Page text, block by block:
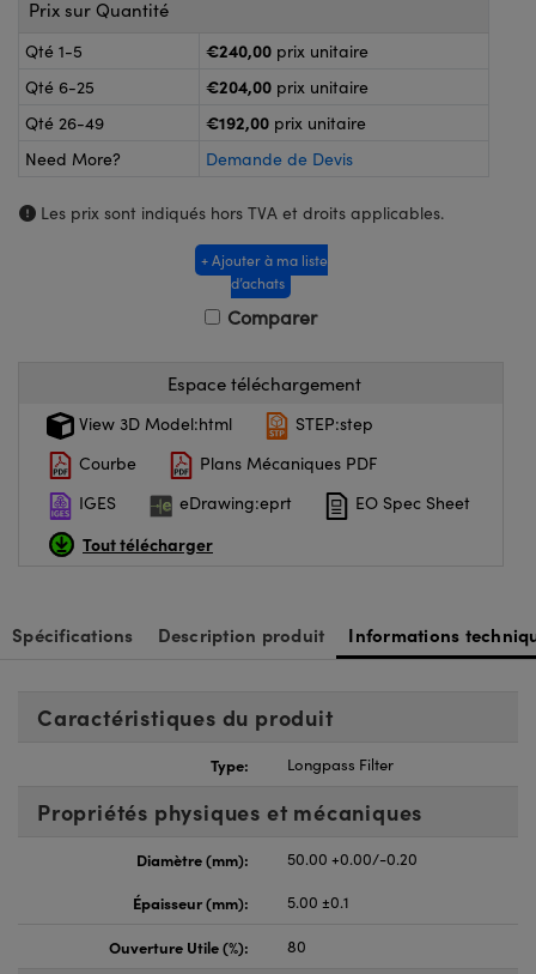
ou Coupleurs
de Poche ou à Mesure Directe
: Microscopie
Optiques Lightpath
Labs™
Optiques de SCHOTT
Prix sur Quantité
Qté 1-5 €240,00 prix unitaire
Qté 6-25
€204,00 prix unitaire
Qté 26-49
€192,00 prix unitaire
Need More?
Demande de Devis
Les prix sont indiqués hors TVA et droits applicables.
+ Ajouter à ma liste
d’achats
Comparer
Espace téléchargement
View 3D Model:html
STEP:step
Courbe
Plans Mécaniques PDF
IGES
eDrawing:eprt EO Spec Sheet
Tout télécharger
Spécifications Description produit Informations
Caractéristiques du produit
Type: Longpass Filter
Propriétés physiques et mécaniques
Diamètre (mm):
50.00 +0.00/-0.20
Épaisseur (mm):
5.00 ±0.1
Ouverture Utile (%): 80